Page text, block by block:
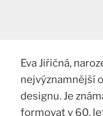
Eva Jiřičná,
nejvýznamnější
designu. Je
formovat v 60.